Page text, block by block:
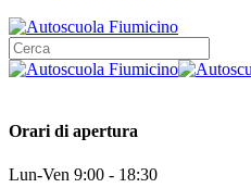
Orari di apertura
Lun-Ven 9:00 - 18:30